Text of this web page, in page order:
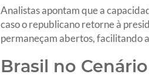
Analistas apontam que a
caso o republicano retorne à
permaneçam abertos, facilitando
Brasil no